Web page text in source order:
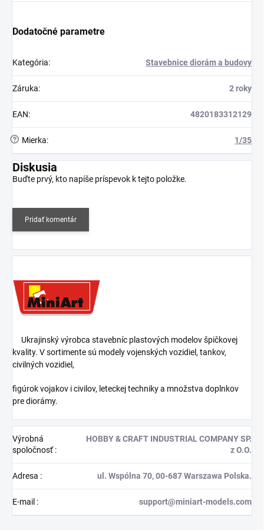
Dodatočné parametre
Kategória: Stavebnice diorám a budovy
Záruka: 2 roky
EAN: 4820183312129
? Mierka: 1/35
Diskusia
Buďte prvý, kto napíše príspevok k tejto položke.
Pridať komentár
Ukrajinský výrobca stavebníc plastových modelov špičkovej
kvality. V sortimente sú modely vojenských vozidiel, tankov,
civilných vozidiel,
figúrok vojakov i civilov, leteckej techniky a množstva doplnkov
pre diorámy.
Výrobná
spoločnosť:
HOBBY & CRAFT INDUSTRIAL COMPANY SP.
z O.O.
Adresa : ul. Wspólna 70, 00-687 Warszawa Polska.
E-mail : support@miniart-models.com